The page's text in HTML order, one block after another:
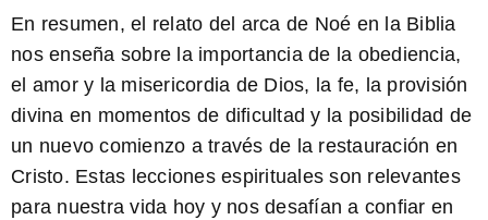
En resumen, el relato del arca de Noé en la Biblia
nos enseña sobre la importancia de la obediencia,
el amor y la misericordia de Dios, la fe, la provisión
divina en momentos de dificultad y la posibilidad de
un nuevo comienzo a través de la restauración en
Cristo. Estas lecciones espirituales son relevantes
para nuestra vida hoy y nos desafían a confiar en